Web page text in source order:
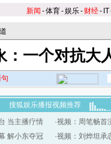
新闻 -体育-娱乐- 财经- IT
：一个对抗大
搜狐娱乐播报视频推荐
当主播疗情
解小东夺冠
·视频：周笔畅首
·视频：刘烨坦承